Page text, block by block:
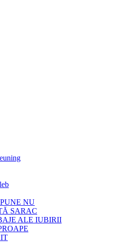
NU
SARAC
ALE IUBIRII